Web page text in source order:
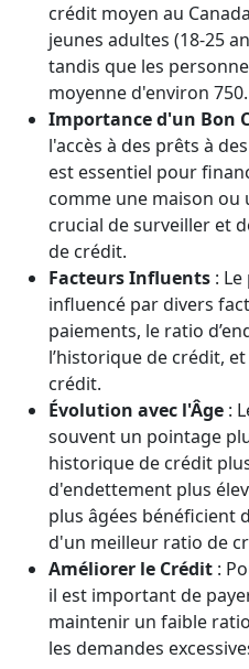
crédit moyen au
jeunes adultes (18-25
tandis que les
moyenne d'environ 750.
Importance d'un Bon
l'accès à des prêts à
est essentiel pour
comme une maison ou
crucial de surveiller et
de crédit.
Facteurs Influents :
influencé par divers
paiements, le ratio
l’historique de crédit,
crédit.
Évolution avec l'Âge :
souvent un pointage
historique de crédit
d'endettement plus
plus âgées bénéficient
d'un meilleur ratio de
Améliorer le Crédit :
il est important de
maintenir un faible
les demandes